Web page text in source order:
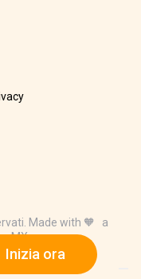
Inizia ora
Made with 🧡 a
MX